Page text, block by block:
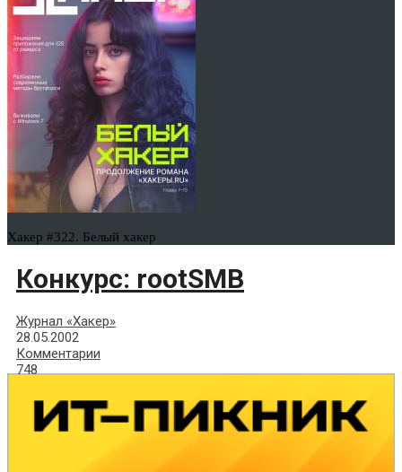
Хакер #322. Белый хакер
Конкурс: rootSMB
Журнал «Хакер»
28.05.2002
Комментарии
748